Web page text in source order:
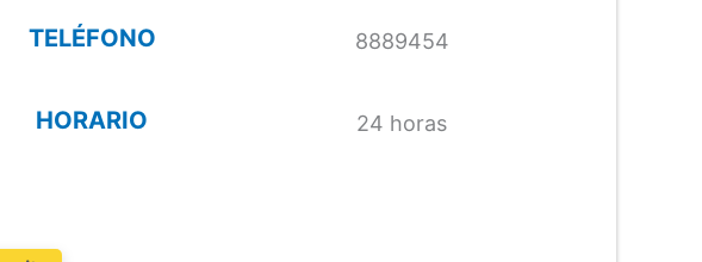
TELÉFONO 8889454
HORARIO 24 horas